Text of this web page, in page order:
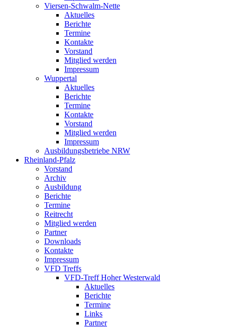
Viersen-Schwalm-Nette
Aktuelles
Berichte
Termine
Kontakte
Vorstand
Mitglied werden
Impressum
Wuppertal
Aktuelles
Berichte
Termine
Kontakte
Vorstand
Mitglied werden
Impressum
Ausbildungsbetriebe NRW
Rheinland-Pfalz
Vorstand
Archiv
Ausbildung
Berichte
Termine
Reitrecht
Mitglied werden
Partner
Downloads
Kontakte
Impressum
VFD Treffs
VFD-Treff Hoher Westerwald
Aktuelles
Berichte
Termine
Links
Partner